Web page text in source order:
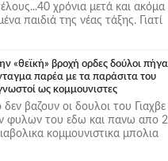
χρόνια μετά και ακόμα
παιδιά της νέας τάξης. Γιατί
«θεϊκή» βροχή ορδες δούλοι
παρέα με τα παράσιτα του
ως κομμουνιστες
βαζουν οι δουλοι του Γιαχβε
φυλων του εδω και πανω απο
κομμουνιστικα μπολια